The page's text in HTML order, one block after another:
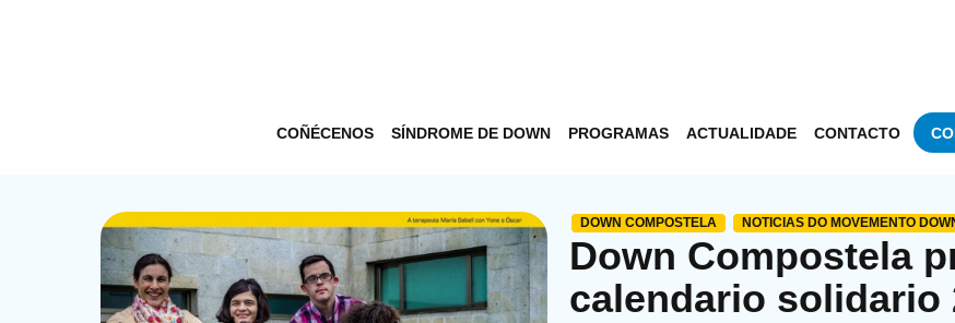
COÑÉCENOS SÍNDROME DE DOWN PROGRAMAS ACTUALIDADE CONTACTO
DOWN COMPOSTELA NOTICIAS DO MOVEMENTO
Down Compostela
calendario solidario